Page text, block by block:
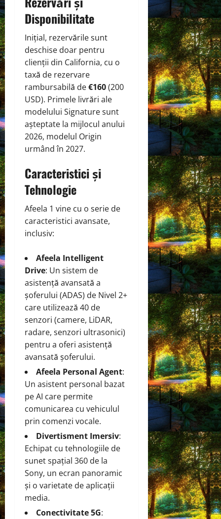
Disponibilitate
Inițial, rezervările sunt
deschise doar pentru
clienții din California, cu o
taxă de rezervare
rambursabilă de€160(200
USD). Primele livrări ale
modelului Signature sunt
așteptate la mijlocul anului
2026, modelul Origin
urmând în 2027.
Caracteristici și
Tehnologie
Afeela 1 vine cu o serie de
caracteristici avansate,
inclusiv:
Afeela Intelligent
Drive: Un sistem de
asistență avansată a
șoferului (ADAS) de Nivel 2+
care utilizează 40 de
senzori (camere, LiDAR,
radare, senzori ultrasonici)
pentru a oferi asistență
avansată șoferului.
Afeela Personal Agent:
Un asistent personal bazat
pe AI care permite
comunicarea cu vehiculul
prin comenzi vocale.
Divertisment Imersiv:
Echipat cu tehnologiile de
sunet spațial 360 de la
Sony, un ecran panoramic
și o varietate de aplicații
media.
Conectivitate 5G: